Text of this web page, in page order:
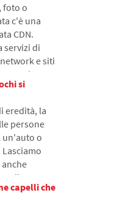
funzionano
i
di
foto o
c'è una
CDN.
servizi di
e siti
molte
mai
significa
come
contenuto
in
e
si
eredità, la
persone
un'auto o
mail, account
o dati salvati
capelli che